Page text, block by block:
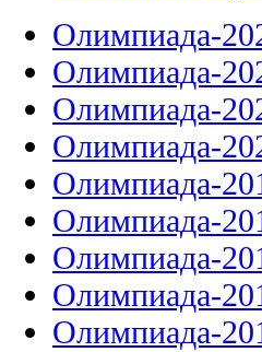
Олимпиада-
Олимпиада-
Олимпиада-
Олимпиада-
Олимпиада-
Олимпиада-
Олимпиада-
Олимпиада-
Олимпиада-